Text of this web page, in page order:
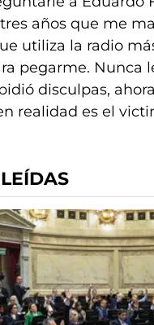
años que me
utiliza la radio
pegarme. Nunca
disculpas,
realidad es el